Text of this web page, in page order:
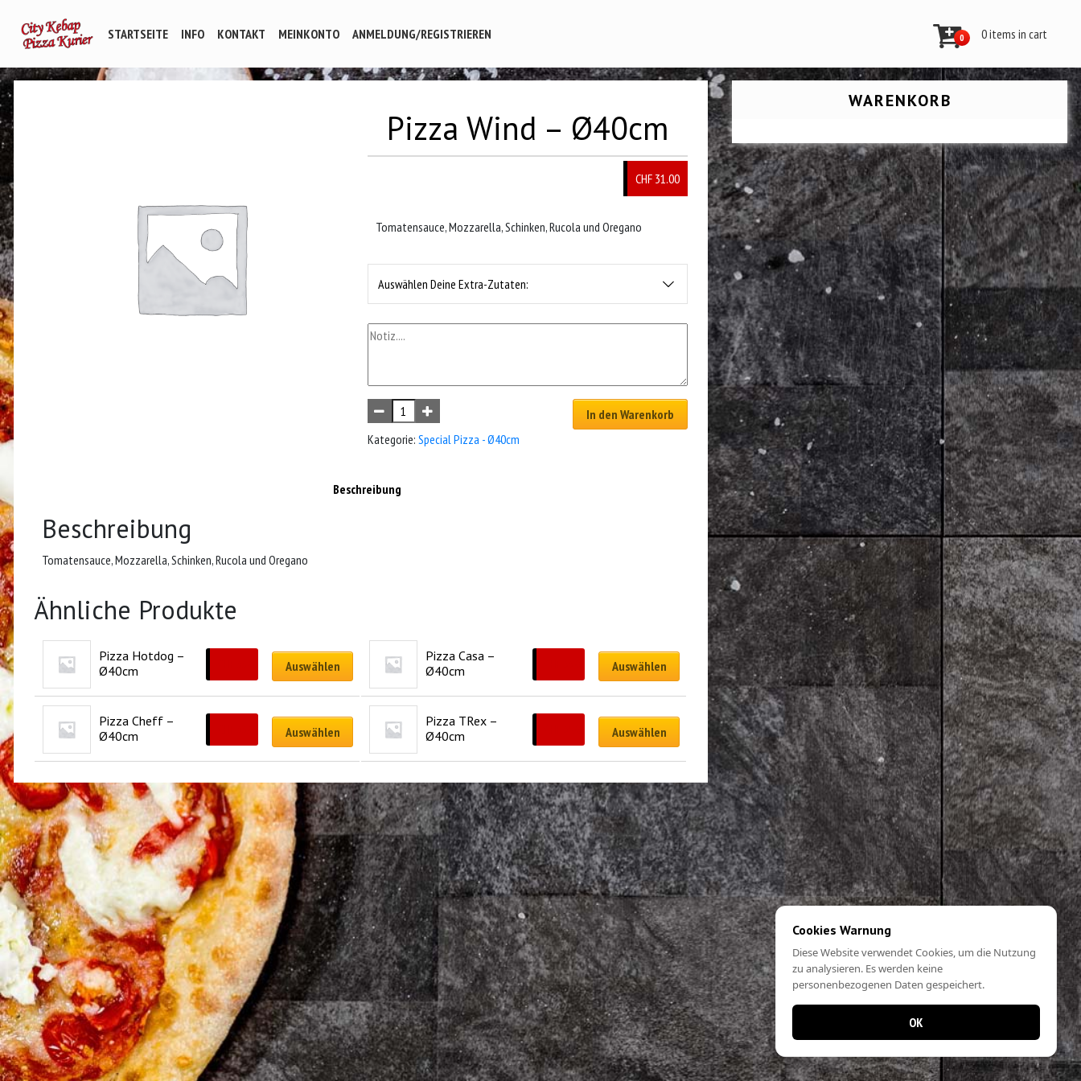
STARTSEITE INFO KONTAKT MEINKONTO ANMELDUNG/REGISTRIEREN 0 0 items in cart
Pizza Wind – Ø40cm
CHF 31.00
Tomatensauce, Mozzarella, Schinken, Rucola und Oregano
Auswählen Deine Extra-Zutaten:
In den Warenkorb
Kategorie: Special Pizza - Ø40cm
Beschreibung
Beschreibung
Tomatensauce, Mozzarella, Schinken, Rucola und Oregano
Ähnliche Produkte
Pizza Hotdog –
Ø40cm
Auswählen
Pizza Casa –
Ø40cm
Auswählen
Pizza Cheff –
Ø40cm
Auswählen
Pizza TRex –
Ø40cm
Auswählen
WARENKORB
Cookies Warnung
Diese Website verwendet Cookies, um die Nutzung
zu analysieren. Es werden keine
personenbezogenen Daten gespeichert.
OK